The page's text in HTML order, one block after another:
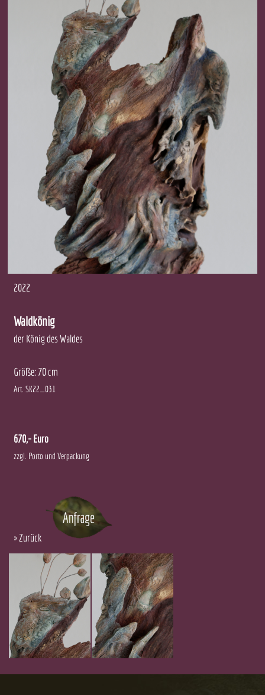
2022
Waldkönig
der König des Waldes
Größe: 70 cm
Art. SK22_031
670,- Euro
zzgl. Porto und Verpackung
»Zurück